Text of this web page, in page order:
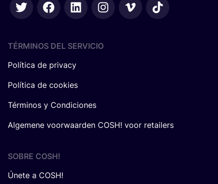
TÉRMINOS DEL SERVICIO
Política de privacy
Política de cookies
Términos y Condiciones
Algemene voorwaarden COSH! voor retailers
SOBRE COSH!
Únete a COSH!